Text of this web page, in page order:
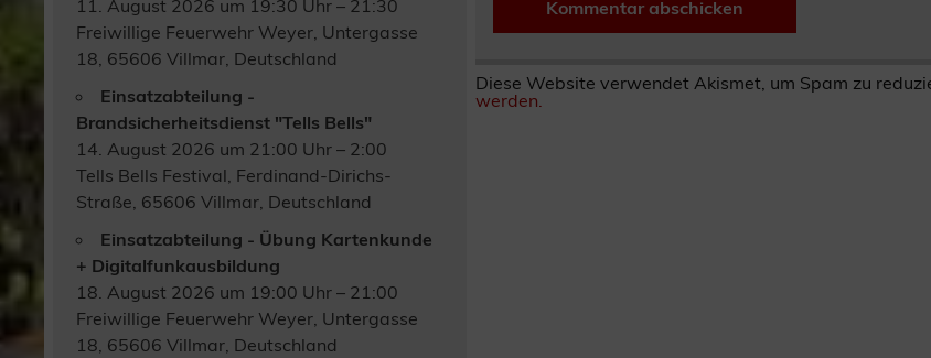
Diese Website verwendet Akismet, um Spam zu
werden.
11. August 2026 um 19:30 Uhr – 21:30
Freiwillige Feuerwehr Weyer, Untergasse
18, 65606 Villmar, Deutschland
Einsatzabteilung -
Brandsicherheitsdienst "Tells Bells"
14. August 2026 um 21:00 Uhr – 2:00
Tells Bells Festival, Ferdinand-Dirichs-
Straße, 65606 Villmar, Deutschland
Einsatzabteilung - Übung Kartenkunde
+ Digitalfunkausbildung
18. August 2026 um 19:00 Uhr – 21:00
Freiwillige Feuerwehr Weyer, Untergasse
18, 65606 Villmar, Deutschland